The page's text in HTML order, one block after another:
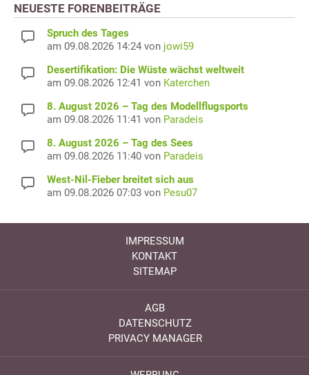
NEUESTE FORENBEITRÄGE
Spruch des Tages
am 09.08.2026 14:24 von jowi59
Desertifikation: Die Wüste wächst weltweit
am 09.08.2026 12:41 von Katerchen
8. August 2026 – Tag des Modellflugsports
am 09.08.2026 11:41 von Paradeis
8. August 2026 – Tag des Sees
am 09.08.2026 11:40 von Paradeis
West-Nil-Fieber breitet sich aus
am 09.08.2026 07:03 von Pesu07
IMPRESSUM
KONTAKT
SITEMAP
AGB
DATENSCHUTZ
PRIVACY MANAGER